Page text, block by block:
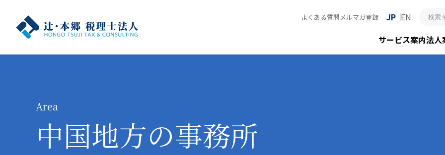
よくある質問 メルマガ登録 JP EN
サービス案内法人
Area
中国地方の事務所